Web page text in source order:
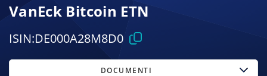
VanEck Bitcoin ETN
ISIN:DE000A28M8D0
DOCUMENTI